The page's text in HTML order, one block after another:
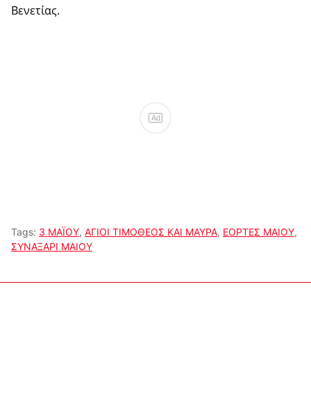
Βενετίας.
Ad
Tags: 3 ΜΑΪΟΥ, ΑΓΙΟΙ ΤΙΜΟΘΕΟΣ ΚΑΙ ΜΑΥΡΑ, ΕΟΡΤΕΣ ΜΑΙΟΥ,
ΣΥΝΑΞΑΡΙ ΜΑΙΟΥ